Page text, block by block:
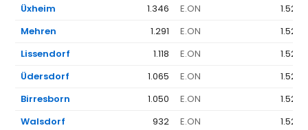
Üxheim
1.346 E.ON
1.523
Mehren
1.291 E.ON
1.523
Lissendorf
1.118 E.ON
1.523
Üdersdorf
1.065 E.ON
1.523
Birresborn
1.050 E.ON
1.523
Walsdorf
932 E.ON
1.523